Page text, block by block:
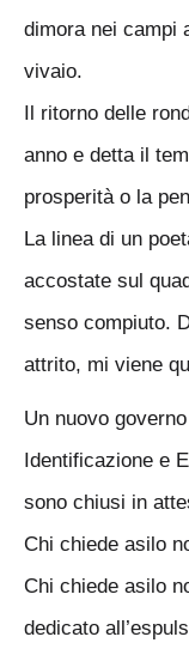
dimora nei campi
vivaio.
Il ritorno delle
anno e detta il
prosperità o la
La linea di un
accostate sul
senso compiuto.
attrito, mi viene
Un nuovo
Identificazione e
sono chiusi in
Chi chiede asilo
Chi chiede asilo
dedicato